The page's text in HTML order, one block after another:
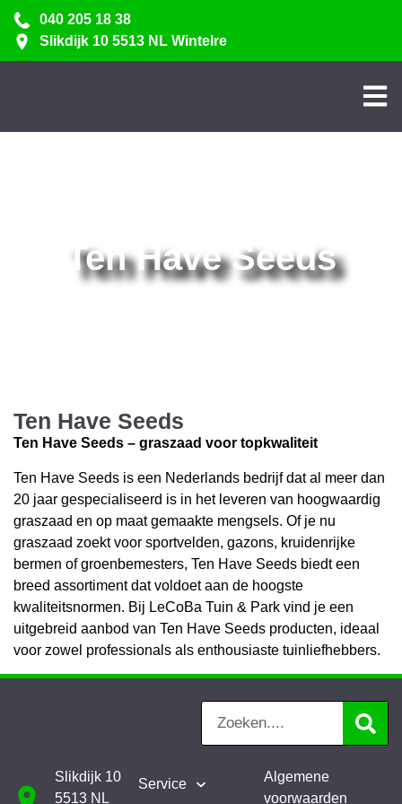
040 205 18 38
Slikdijk 10 5513 NL Wintelre
Ten Have Seeds
Ten Have Seeds
Ten Have Seeds – graszaad voor topkwaliteit
Ten Have Seeds is een Nederlands bedrijf dat al meer dan
20 jaar gespecialiseerd is in het leveren van hoogwaardig
graszaad en op maat gemaakte mengsels. Of je nu
graszaad zoekt voor sportvelden, gazons, kruidenrijke
bermen of groenbemesters, Ten Have Seeds biedt een
breed assortiment dat voldoet aan de hoogste
kwaliteitsnormen. Bij LeCoBa Tuin & Park vind je een
uitgebreid aanbod van Ten Have Seeds producten, ideaal
voor zowel professionals als enthousiaste tuinliefhebbers.
Slikdijk 10
5513 NL
Service
Algemene
voorwaarden